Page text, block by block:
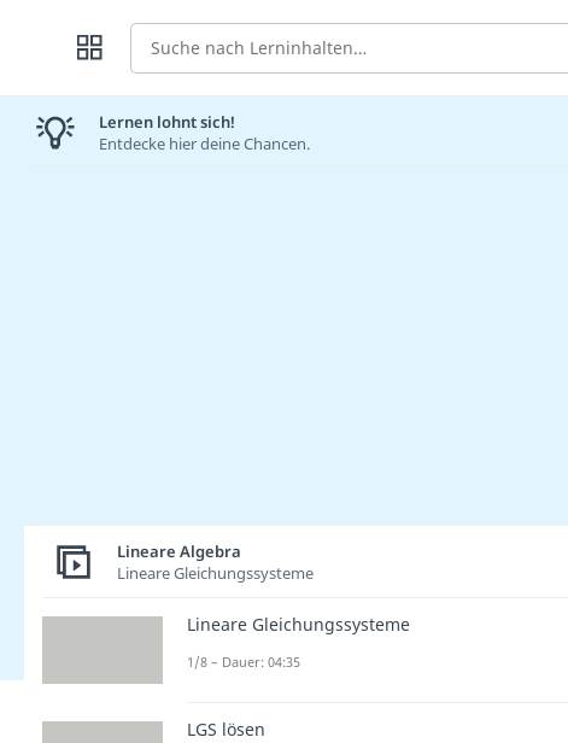
Suche
Lernen lohnt sich!
Entdecke hier deine Chancen.
Lineare Algebra
Lineare Gleichungssysteme
Lineare Gleichungssysteme
1/8 – Dauer: 04:35
LGS lösen